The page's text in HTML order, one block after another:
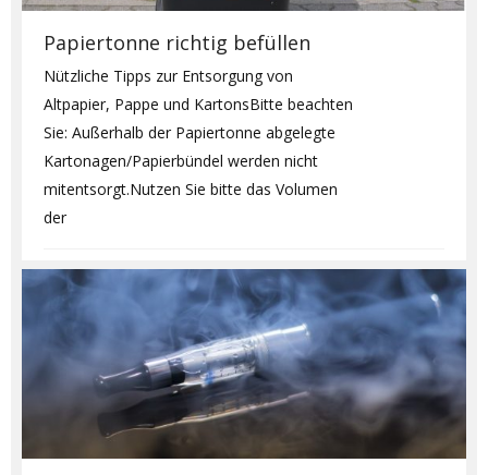
Papiertonne richtig befüllen
Nützliche Tipps zur Entsorgung von
Altpapier, Pappe und KartonsBitte beachten
Sie: Außerhalb der Papiertonne abgelegte
Kartonagen/Papierbündel werden nicht
mitentsorgt.Nutzen Sie bitte das Volumen
der